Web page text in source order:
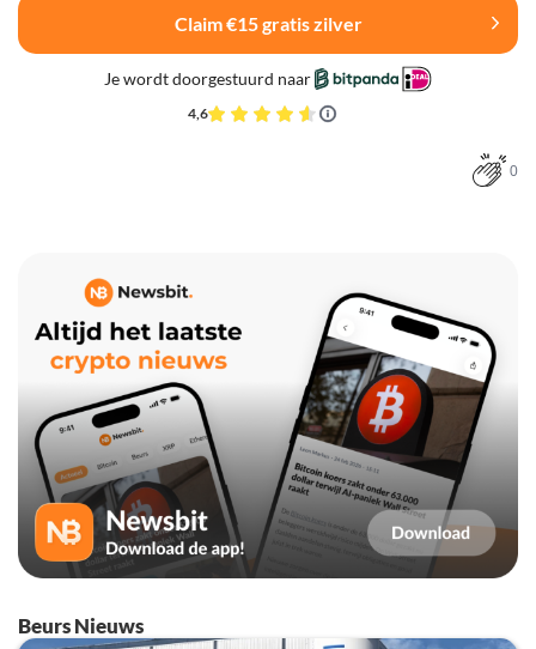
Claim €15 gratis zilver
Je wordt doorgestuurd naar
4,6
0
Beurs Nieuws